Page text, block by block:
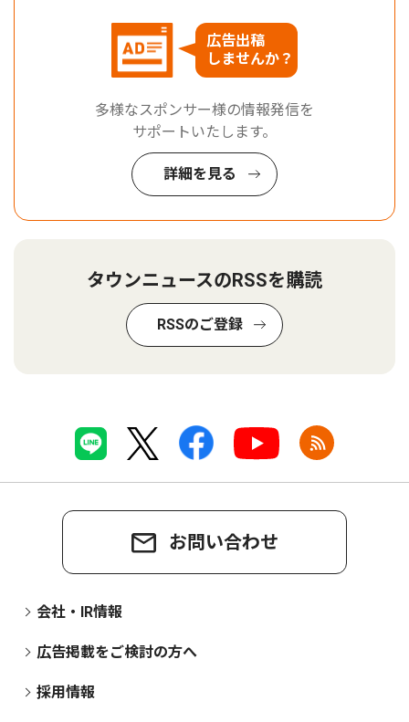
広告出稿
しませんか？
多様なスポンサー様の情報発信を
サポートいたします。
詳細を見る
タウンニュースのRSSを購読
RSSのご登録
お問い合わせ
会社・IR情報
広告掲載をご検討の方へ
採用情報